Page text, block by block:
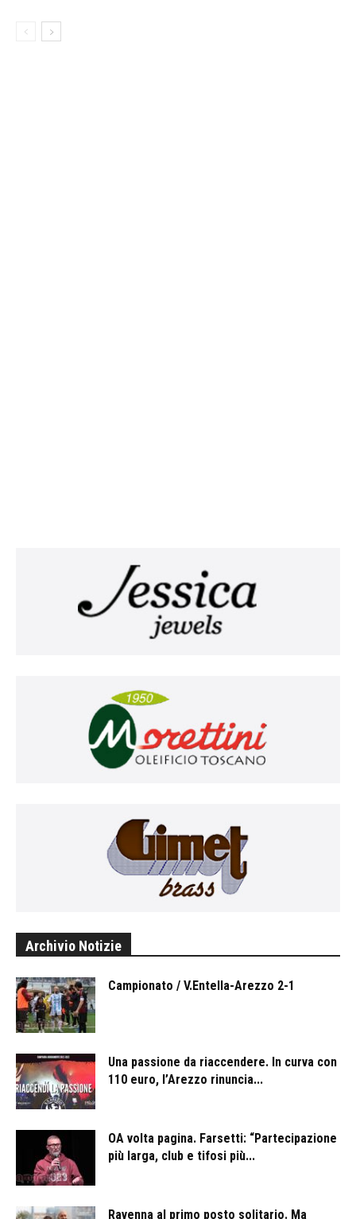
Archivio Notizie
Campionato / V.Entella-Arezzo 2-1
Una passione da riaccendere. In curva con
110 euro, l’Arezzo rinuncia...
OA volta pagina. Farsetti: “Partecipazione
più larga, club e tifosi più...
Ravenna al primo posto solitario. Ma